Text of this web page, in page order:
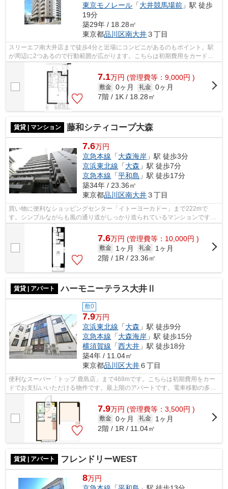
東京モノレール 「大井競馬場前 」駅 徒歩
19分
築29年 / 18.28㎡
東京都品川区南大井３丁目
スリーエフ南大井店まで徒歩4分と近場にコンビニがあるのもポイント。駅
が周辺に2つあるので行動範囲が広がります。こちらは初期費用をカードで
お支払いいただける物件です。共用部に...
7.1万円 (管理費等：9,000円 )
敷金 0ヶ月 礼金 0ヶ月
7階 / 1K / 18.28㎡
賃貸 | マンション 藤和シティコープ大森
7.6万円
京急本線 「大森海岸 」駅 徒歩3分
京浜東北線 「大森 」駅 徒歩7分
京急本線 「平和島 」駅 徒歩17分
築34年 / 23.36㎡
東京都品川区南大井３丁目
買い物に便利なショッピングセンター「イトーヨーカドー」まで222mで
す。シンプルながらも風の通り道がしっかり造られているマンションです。
地上12階建てのイチオシの物件です。共用...
7.6万円 (管理費等：10,000円 )
敷金 1ヶ月 礼金
1ヶ月
2階 / 1R / 23.36㎡
賃貸 | アパート ハーモニーテラス大井Ⅱ
敷0
7.9万円
京浜東北線 「大森 」駅 徒歩9分
京急本線 「大森海岸 」駅 徒歩15分
横須賀線 「西大井 」駅 徒歩18分
築4年 / 11.04㎡
東京都品川区大井６丁目
便利なスーパー「トップ 鹿島店」まで468mです。こちらは初期費用をカー
ドでお支払いいただける物件です。最上階のアパートです。電車移動の多い
方に嬉しい駅から徒歩9分の物件です。...
7.9万円 (管理費等：3,500円 )
敷金 0ヶ月 礼金
1ヶ月
2階 / 1R / 11.04㎡
賃貸 | アパート フレンドリーWEST
8万円